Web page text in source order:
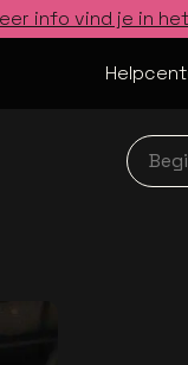
info vind je in
Begin